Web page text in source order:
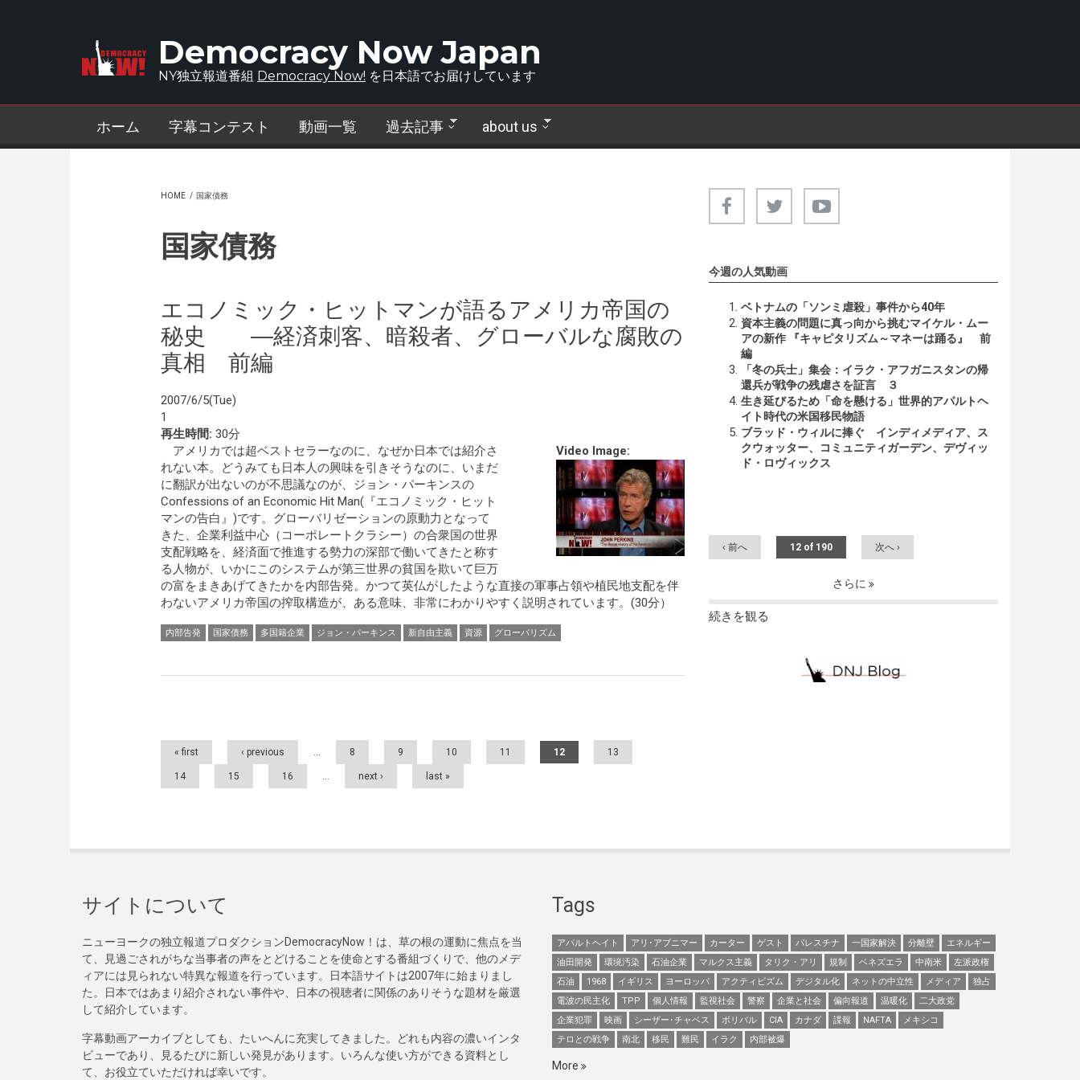
Democracy Now Japan
NY独立報道番組 Democracy Now! を日本語でお届けしています
ホーム 字幕コンテスト 動画一覧 過去記事 about us
HOME / 国家債務
国家債務
エコノミック・ヒットマンが語るアメリカ帝国の
秘史 ―経済刺客、暗殺者、グローバルな腐敗の
真相 前編
2007/6/5(Tue)
1
再生時間: 30分
Video Image:
アメリカでは超ベストセラーなのに、なぜか日本では紹介さ
れない本。どうみても日本人の興味を引きそうなのに、いまだ
に翻訳が出ないのが不思議なのが、ジョン・パーキンスの
Confessions of an Economic Hit Man(『エコノミック・ヒット
マンの告白』)です。グローバリゼーションの原動力となって
きた、企業利益中心（コーポレートクラシー）の合衆国の世界
支配戦略を、経済面で推進する勢力の深部で働いてきたと称す
る人物が、いかにこのシステムが第三世界の貧国を欺いて巨万
の富をまきあげてきたかを内部告発。かつて英仏がしたような直接の軍事占領や植民地支配を伴
わないアメリカ帝国の搾取構造が、ある意味、非常にわかりやすく説明されています。(30分）
内部告発 国家債務 多国籍企業 ジョン・パーキンス 新自由主義 資源 グローバリズム
Pages
« first ‹ previous … 8 9 10 11 12 13
14 15 16 … next › last »
今週の人気動画
ベトナムの「ソンミ虐殺」事件から40年
資本主義の問題に真っ向から挑むマイケル・ムー
アの新作 『キャピタリズム～マネーは踊る』 前
編
「冬の兵士」集会：イラク・アフガニスタンの帰
還兵が戦争の残虐さを証言 ３
生き延びるため「命を懸ける」世界的アパルトヘ
イト時代の米国移民物語
ブラッド・ウィルに捧ぐ インディメディア、ス
クウォッター、コミュニティガーデン、デヴィッ
ド・ロヴィックス
‹ 前へ 12 of 190 次へ ›
さらに
続きを観る
サイトについて
ニューヨークの独立報道プロダクションDemocracyNow！は、草の根の運動に焦点を当
て、見過ごされがちな当事者の声をとどけることを使命とする番組づくりで、他のメデ
ィアには見られない特異な報道を行っています。日本語サイトは2007年に始まりまし
た。日本ではあまり紹介されない事件や、日本の視聴者に関係のありそうな題材を厳選
して紹介しています。
字幕動画アーカイブとしても、たいへんに充実してきました。どれも内容の濃いインタ
ビューであり、見るたびに新しい発見があります。いろんな使い方ができる資料とし
て、お役立ていただければ幸いです。
Tags
アパルトヘイト アリ･アブニマー カーター ゲスト パレスチナ 一国家解決 分離壁
エネルギー
油田開発
環境汚染 石油企業 マルクス主義 タリク・アリ 規制 ベネズエラ 中南米
左派政権
石油
1968 イギリス ヨーロッパ アクティビズム デジタル化 ネットの中立性 メディア
独占
電波の民主化
TPP 個人情報 監視社会 警察 企業と社会 偏向報道 温暖化
二大政党
企業犯罪
映画 シーザー･チャベス ボリバル CIA カナダ 諜報 NAFTA
メキシコ
テロとの戦争
南北 移民 難民 イラク 内部被爆
More